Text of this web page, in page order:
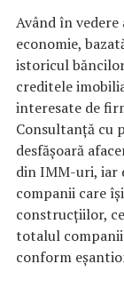
Având în
economie,
istoricul
creditele
interesate de
Consultanță cu
desfășoară
din IMM-uri, iar
companii care
construcțiilor,
totalul
conform